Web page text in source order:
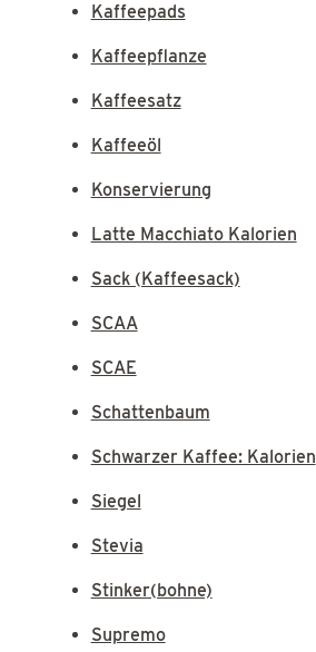
Kaffeepads
Kaffeepflanze
Kaffeesatz
Kaffeeöl
Konservierung
Latte Macchiato Kalorien
Sack (Kaffeesack)
SCAA
SCAE
Schattenbaum
Schwarzer Kaffee: Kalorien
Siegel
Stevia
Stinker(bohne)
Supremo